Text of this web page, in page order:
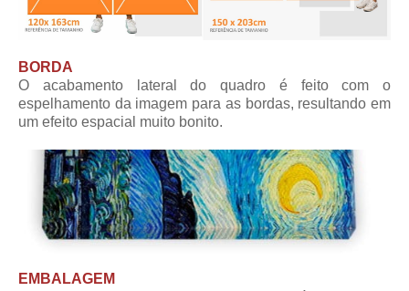
BORDA
O acabamento lateral do quadro é feito com o
espelhamento da imagem para as bordas, resultando em
um efeito espacial muito bonito.
EMBALAGEM